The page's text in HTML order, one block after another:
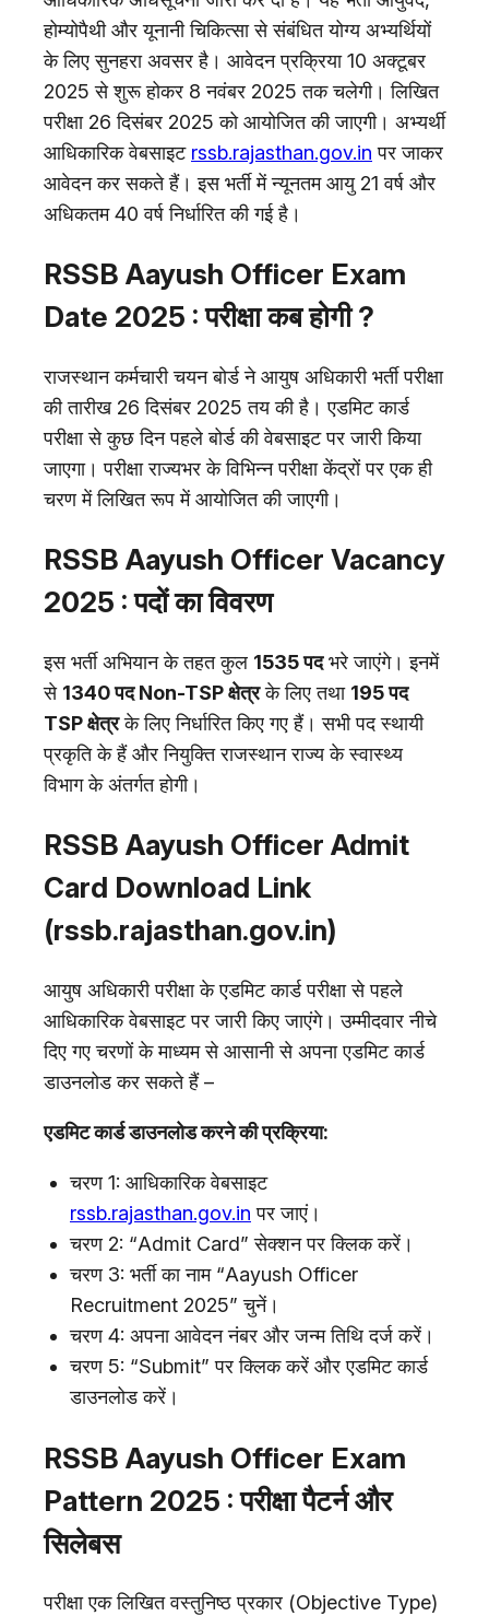
होम्योपैथी और यूनानी चिकित्सा से संबंधित योग्य अभ्यर्थियों
के लिए सुनहरा अवसर है। आवेदन प्रक्रिया 10 अक्टूबर
2025 से शुरू होकर 8 नवंबर 2025 तक चलेगी। लिखित
परीक्षा 26 दिसंबर 2025 को आयोजित की जाएगी। अभ्यर्थी
आधिकारिक वेबसाइट rssb.rajasthan.gov.in पर जाकर
आवेदन कर सकते हैं। इस भर्ती में न्यूनतम आयु 21 वर्ष और
अधिकतम 40 वर्ष निर्धारित की गई है।
RSSB Aayush Officer Exam
Date 2025 : परीक्षा कब होगी ?
राजस्थान कर्मचारी चयन बोर्ड ने आयुष अधिकारी भर्ती परीक्षा
की तारीख 26 दिसंबर 2025 तय की है। एडमिट कार्ड
परीक्षा से कुछ दिन पहले बोर्ड की वेबसाइट पर जारी किया
जाएगा। परीक्षा राज्यभर के विभिन्न परीक्षा केंद्रों पर एक ही
चरण में लिखित रूप में आयोजित की जाएगी।
RSSB Aayush Officer Vacancy
2025 : पदों का विवरण
इस भर्ती अभियान के तहत कुल 1535 पदभरे जाएंगे। इनमें
से 1340 पद Non-TSP क्षेत्रके लिए तथा 195 पद
TSP क्षेत्रके लिए निर्धारित किए गए हैं। सभी पद स्थायी
प्रकृति के हैं और नियुक्ति राजस्थान राज्य के स्वास्थ्य
विभाग के अंतर्गत होगी।
RSSB Aayush Officer Admit
Card Download Link
(rssb.rajasthan.gov.in)
आयुष अधिकारी परीक्षा के एडमिट कार्ड परीक्षा से पहले
आधिकारिक वेबसाइट पर जारी किए जाएंगे। उम्मीदवार नीचे
दिए गए चरणों के माध्यम से आसानी से अपना एडमिट कार्ड
डाउनलोड कर सकते हैं –
एडमिट कार्ड डाउनलोड करने की प्रक्रिया:
चरण 1: आधिकारिक वेबसाइट
rssb.rajasthan.gov.in पर जाएं।
चरण 2: “Admit Card” सेक्शन पर क्लिक करें।
चरण 3: भर्ती का नाम “Aayush Officer
Recruitment 2025” चुनें।
चरण 4: अपना आवेदन नंबर और जन्म तिथि दर्ज करें।
चरण 5: “Submit” पर क्लिक करें और एडमिट कार्ड
डाउनलोड करें।
RSSB Aayush Officer Exam
Pattern 2025 : परीक्षा पैटर्न और
सिलेबस
परीक्षा एक लिखित वस्तुनिष्ठ प्रकार (Objective Type)